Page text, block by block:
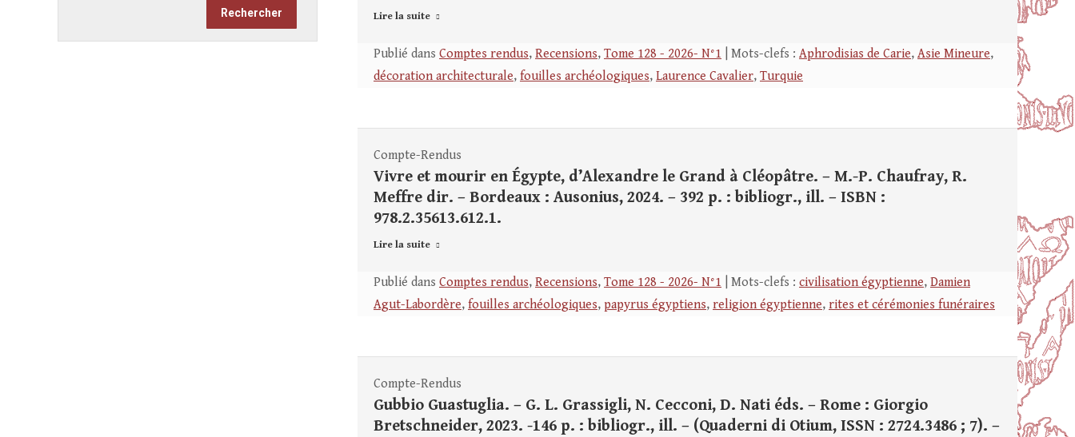
Lire la suite
Publié dans Comptes rendus, Recensions, Tome 128 - 2026- N°1 | Mots-clefs : Aphrodisias de Carie, Asie Mineure,
décoration architecturale, fouilles archéologiques, Laurence Cavalier, Turquie
Compte-Rendus
Vivre et mourir en Égypte, d’Alexandre le Grand à Cléopâtre. – M.-P. Chaufray, R.
Meffre dir. – Bordeaux : Ausonius, 2024. – 392 p. : bibliogr., ill. – ISBN :
978.2.35613.612.1.
Lire la suite
Publié dans Comptes rendus, Recensions, Tome 128 - 2026- N°1 | Mots-clefs : civilisation égyptienne, Damien
Agut-Labordère, fouilles archéologiques, papyrus égyptiens, religion égyptienne, rites et cérémonies funéraires
Compte-Rendus
Gubbio Guastuglia. – G. L. Grassigli, N. Cecconi, D. Nati éds. – Rome : Giorgio
Bretschneider, 2023. -146 p. : bibliogr., ill. – (Quaderni di Otium, ISSN : 2724.3486 ; 7). –